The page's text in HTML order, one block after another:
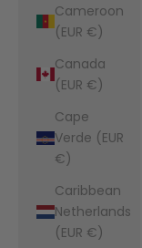
Cameroon
(EUR €)
Canada
(EUR €)
Cape
Verde (EUR
€)
Caribbean
Netherlands
(EUR €)